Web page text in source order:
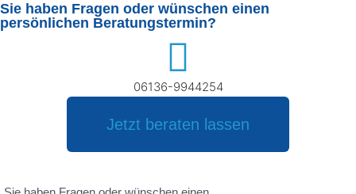
Sie haben Fragen oder wünschen einen
persönlichen Beratungstermin?​
06136-9944254
Jetzt beraten lassen